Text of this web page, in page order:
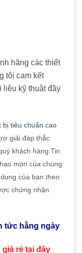
hãng các thiết
tôi cam kết
liệu kỹ thuật đầy
bị tiêu chuẩn cao
giải đáp thắc
khách hàng Tin
mòn của chúng
của bạn theo
chứng nhận
tức hằng ngày
giá rẻ tại đây